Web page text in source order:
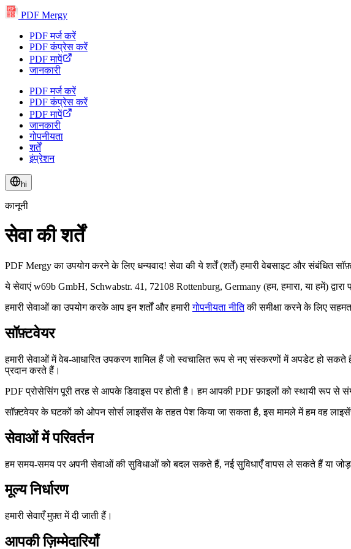
PDF
PDF
PDF
PDF
PDF
PDF Mergy
PDF मर्ज करें
PDF कंप्रेस करें
PDF मापें
जानकारी
PDF मर्ज करें
PDF कंप्रेस करें
PDF मापें
जानकारी
गोपनीयता
शर्तें
इंप्रेशन
hi
कानूनी
सेवा की शर्तें
PDF Mergy का उपयोग करने के लिए धन्यवाद! सेवा की ये शर्तें (शर्तें) हमारी वेबसाइट और संबंधित
ये सेवाएं w69b GmbH, Schwabstr. 41, 72108 Rottenburg, Germany (हम, हमारा, या हमें) द्वारा
हमारी सेवाओं का उपयोग करके आप इन शर्तों और हमारीगोपनीयता नीतिकी समीक्षा करने के लिए सहमत
सॉफ़्टवेयर
हमारी सेवाओं में वेब-आधारित उपकरण शामिल हैं जो स्वचालित रूप से नए संस्करणों में अपडेट हो
प्रदान करते हैं।
PDF प्रोसेसिंग पूरी तरह से आपके डिवाइस पर होती है। हम आपकी PDF फ़ाइलों को स्थायी रूप
सॉफ़्टवेयर के घटकों को ओपन सोर्स लाइसेंस के तहत पेश किया जा सकता है, इस मामले में हम वह
सेवाओं में परिवर्तन
हम समय-समय पर अपनी सेवाओं की सुविधाओं को बदल सकते हैं, नई सुविधाएँ वापस ले सकते हैं या
मूल्य निर्धारण
हमारी सेवाएँ मुफ़्त में दी जाती हैं।
आपकी ज़िम्मेदारियाँ